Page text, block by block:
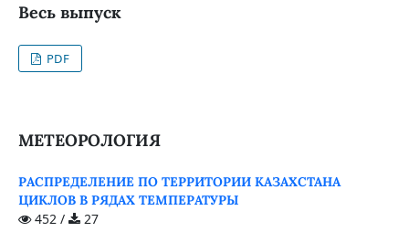
Весь выпуск
PDF
МЕТЕОРОЛОГИЯ
РАСПРЕДЕЛЕНИЕ ПО ТЕРРИТОРИИ КАЗАХСТАНА
ЦИКЛОВ В РЯДАХ ТЕМПЕРАТУРЫ
452 / 27